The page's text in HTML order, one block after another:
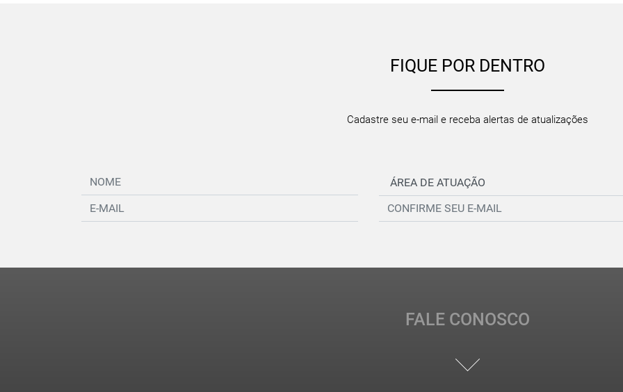
FIQUE POR DENTRO
Cadastre seu e-mail e receba alertas de atualizações
FALE CONOSCO